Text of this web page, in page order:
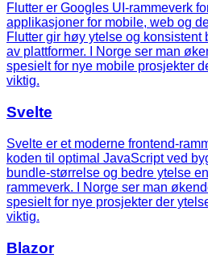
Flutter er Googles UI-rammeverk
applikasjoner for mobile, web og
Flutter gir høy ytelse og konsistent
av plattformer. I Norge ser man
spesielt for nye mobile prosjekter
viktig.
Svelte
Svelte er et moderne frontend-
koden til optimal JavaScript ved
bundle-størrelse og bedre ytelse
rammeverk. I Norge ser man
spesielt for nye prosjekter der
viktig.
Blazor